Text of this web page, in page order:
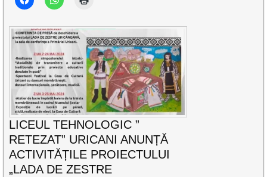
LICEUL TEHNOLOGIC ”
RETEZAT” URICANI ANUNȚĂ
ACTIVITĂȚILE PROIECTULUI
„LADA DE ZESTRE